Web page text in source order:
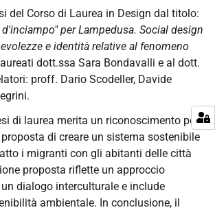
del Corso di Laurea in Design dal titolo:
per Lampedusa. Social design
e identità relative al fenomeno
dott.ssa Sara Bondavalli e al dott.
proff. Dario Scodeller, Davide
di laurea merita un riconoscimento per
di creare un sistema sostenibile
i migranti con gli abitanti delle città
proposta riflette un approccio
dialogo interculturale e include
ambientale. In conclusione, il